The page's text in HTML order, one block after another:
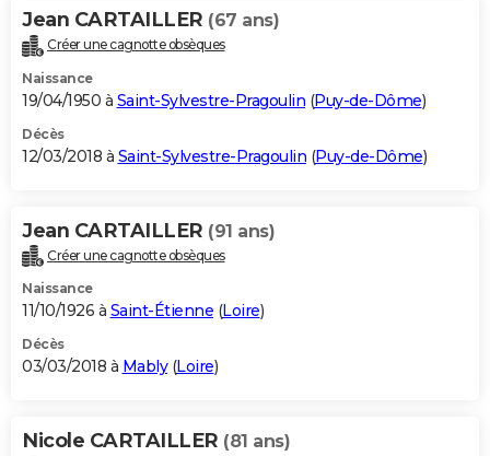
Jean CARTAILLER (67 ans)
Créer une cagnotte obsèques
Naissance
19/04/1950 à Saint-Sylvestre-Pragoulin (Puy-de-Dôme)
Décès
12/03/2018 à Saint-Sylvestre-Pragoulin (Puy-de-Dôme)
Jean CARTAILLER (91 ans)
Créer une cagnotte obsèques
Naissance
11/10/1926 à Saint-Étienne (Loire)
Décès
03/03/2018 à Mably(Loire)
Nicole CARTAILLER (81 ans)